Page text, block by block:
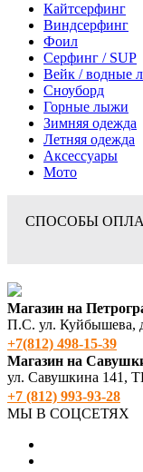
Кайтсерфинг
Виндсерфинг
Фоил
Серфинг / SUP
Вейк / водные
Сноуборд
Горные лыжи
Зимняя одежда
Летняя одежда
Аксессуары
Мото
СПОСОБЫ
Магазин на
П.С. ул. Куйбышева,
+7(812) 498‑15-39
Магазин на
ул. Савушкина 141,
+7 (812) 993-93-28
МЫ В СОЦСЕТЯХ